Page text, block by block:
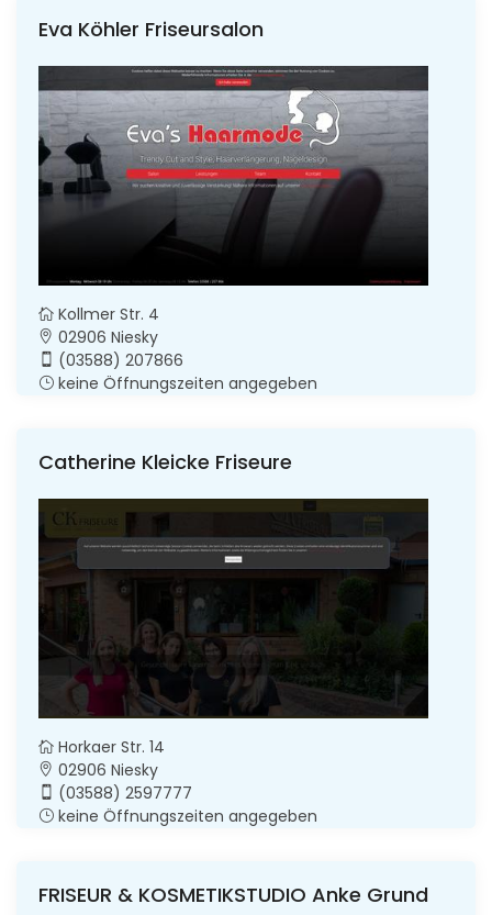
Eva Köhler Friseursalon
Kollmer Str. 4
02906 Niesky
(03588) 207866
keine Öffnungszeiten angegeben
Catherine Kleicke Friseure
Horkaer Str. 14
02906 Niesky
(03588) 2597777
keine Öffnungszeiten angegeben
FRISEUR & KOSMETIKSTUDIO Anke Grund